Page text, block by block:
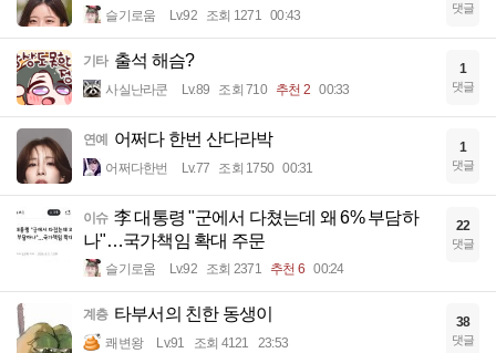
슬기로움 Lv.92 조회 1271 00:43 댓글
기타 출석 해슴?
사실난라쿤 Lv.89 조회 710 추천 2 00:33
1
댓글
연예 어쩌다 한번 산다라박
어쩌다한번 Lv.77 조회 1750 00:31
1
댓글
이슈 李 대통령 "군에서 다쳤는데 왜 6% 부담하
나"…국가책임 확대 주문
슬기로움 Lv.92 조회 2371 추천 6 00:24
22
댓글
계층 타부서의 친한 동생이
쾌변왕 Lv.91 조회 4121 23:53
38
댓글